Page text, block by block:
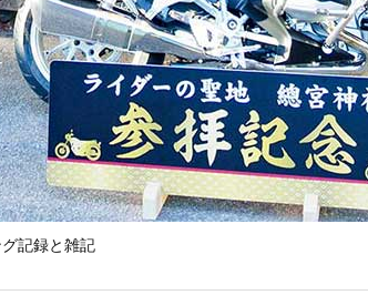
記録と雑記